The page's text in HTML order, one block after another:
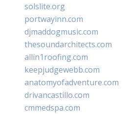
solslite.org
portwayinn.com
djmaddogmusic.com
thesoundarchitects.com
allin1roofing.com
keepjudgewebb.com
anatomyofadventure.com
drivancastillo.com
cmmedspa.com